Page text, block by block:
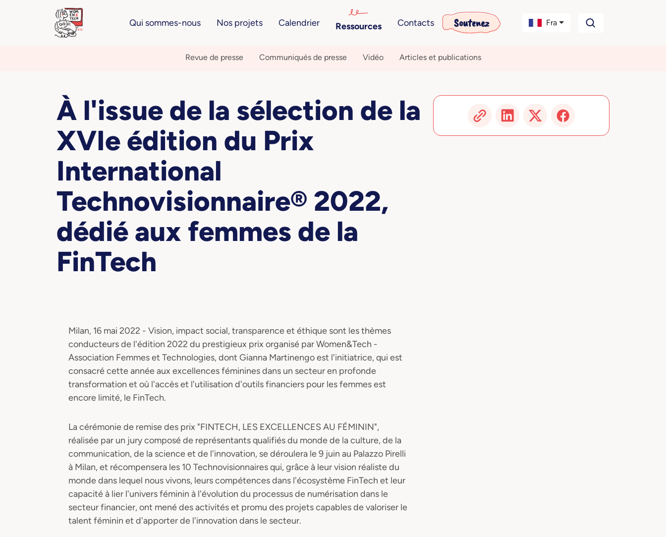
Qui sommes-nous Nos projets Calendrier Ressources Contacts Soutenez Fra
Revue de presse Communiqués de presse Vidéo Articles et publications
À l'issue de la sélection de la
XVIe édition du Prix
International
Technovisionnaire® 2022,
dédié aux femmes de la
FinTech
Milan, 16 mai 2022 - Vision, impact social, transparence et éthique sont les thèmes
conducteurs de l'édition 2022 du prestigieux prix organisé par Women&Tech -
Association Femmes et Technologies, dont Gianna Martinengo est l'initiatrice, qui est
consacré cette année aux excellences féminines dans un secteur en profonde
transformation et où l'accès et l'utilisation d'outils financiers pour les femmes est
encore limité, le FinTech.
La cérémonie de remise des prix "FINTECH, LES EXCELLENCES AU FÉMININ",
réalisée par un jury composé de représentants qualifiés du monde de la culture, de la
communication, de la science et de l'innovation, se déroulera le 9 juin au Palazzo Pirelli
à Milan, et récompensera les 10 Technovisionnaires qui, grâce à leur vision réaliste du
monde dans lequel nous vivons, leurs compétences dans l'écosystème FinTech et leur
capacité à lier l'univers féminin à l'évolution du processus de numérisation dans le
secteur financier, ont mené des activités et promu des projets capables de valoriser le
talent féminin et d'apporter de l'innovation dans le secteur.